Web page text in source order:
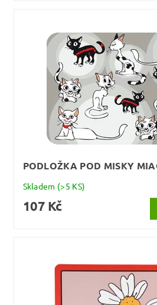
PODLOŽKA POD MISKY
Skladem (>5 KS)
107 Kč